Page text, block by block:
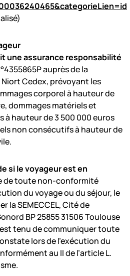
une assurance responsabilité
auprès de la
Niort Cedex, prévoyant les
corporel à hauteur de
dommages matériels et
hauteur de 3 500 000 euros
non consécutifs à hauteur de
si le voyageur est en
de toute non-conformité
du voyage ou du séjour, le
la SEMECCEL, Cité de
BP 25855 31506 Toulouse
tenu de communiquer toute
lors de l’exécution du
au II de l’article L.